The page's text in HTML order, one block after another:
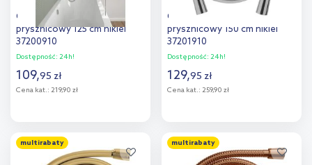
Oltens Ronneby wąż
prysznicowy 125 cm nikiel
37200910
Dostępność: 24h!
109,95 zł
Cena kat.: 219,90 zł
Dodaj do
Oltens Ronneby wąż
prysznicowy 150 cm nikiel
37201910
Dostępność: 24h!
129,95 zł
Cena kat.: 259,90 zł
Dodaj do
multirabaty multirabaty